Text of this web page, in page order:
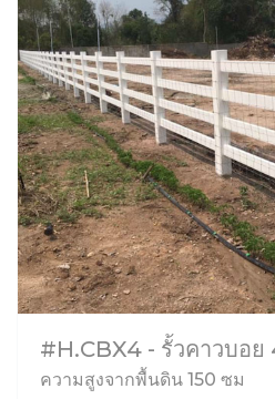
#H.CBX4 - รั้วคาวบอ
ความสูงจากพื้นดิน 150 ซม